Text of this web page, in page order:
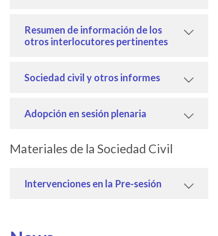
Resumen de información de los
otros interlocutores pertinentes
Sociedad civil y otros informes
Adopción en sesión plenaria
Materiales de la Sociedad Civil
Intervenciones en la Pre-sesión